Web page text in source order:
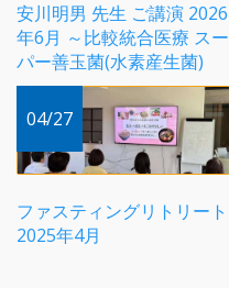
安川明男 先生 ご講演 2026
年6月 ～比較統合医療 スー
パー善玉菌(水素産生菌)
04/27
ファスティングリトリート
2025年4月